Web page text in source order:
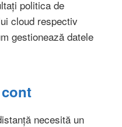
politica de
cloud respectiv
gestionează datele
necesită un